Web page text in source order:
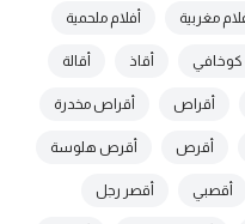
مغربية أفلام ملحمية
كوخافي أقاذ أقالة
أقراص أقراص مخدرة
أقرص أقرص هلوسة
أقصبي أقصر رجل